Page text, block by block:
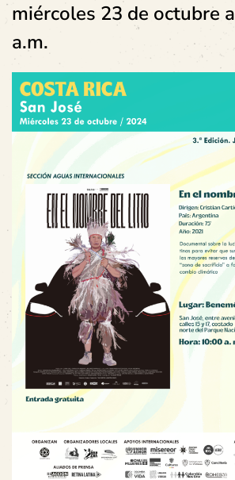
miércoles 23 de octubre a
a.m.